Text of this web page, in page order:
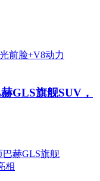
GLS旗舰SUV，